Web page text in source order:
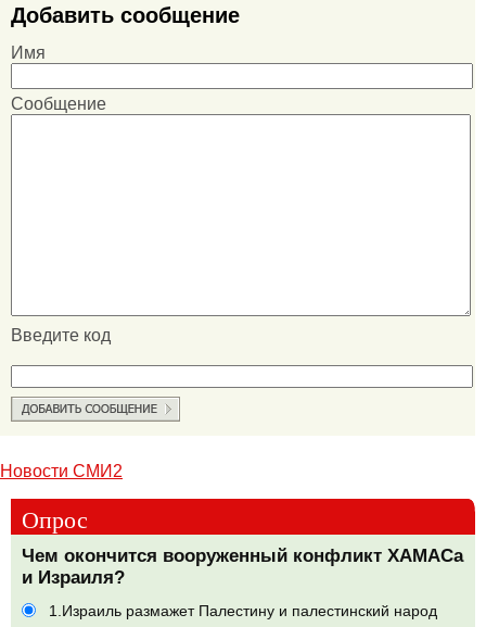
Добавить сообщение
Имя
Сообщение
Введите код
Новости СМИ2
Опрос
Чем окончится вооруженный конфликт ХАМАСа
и Израиля?
1.Израиль размажет Палестину и палестинский народ